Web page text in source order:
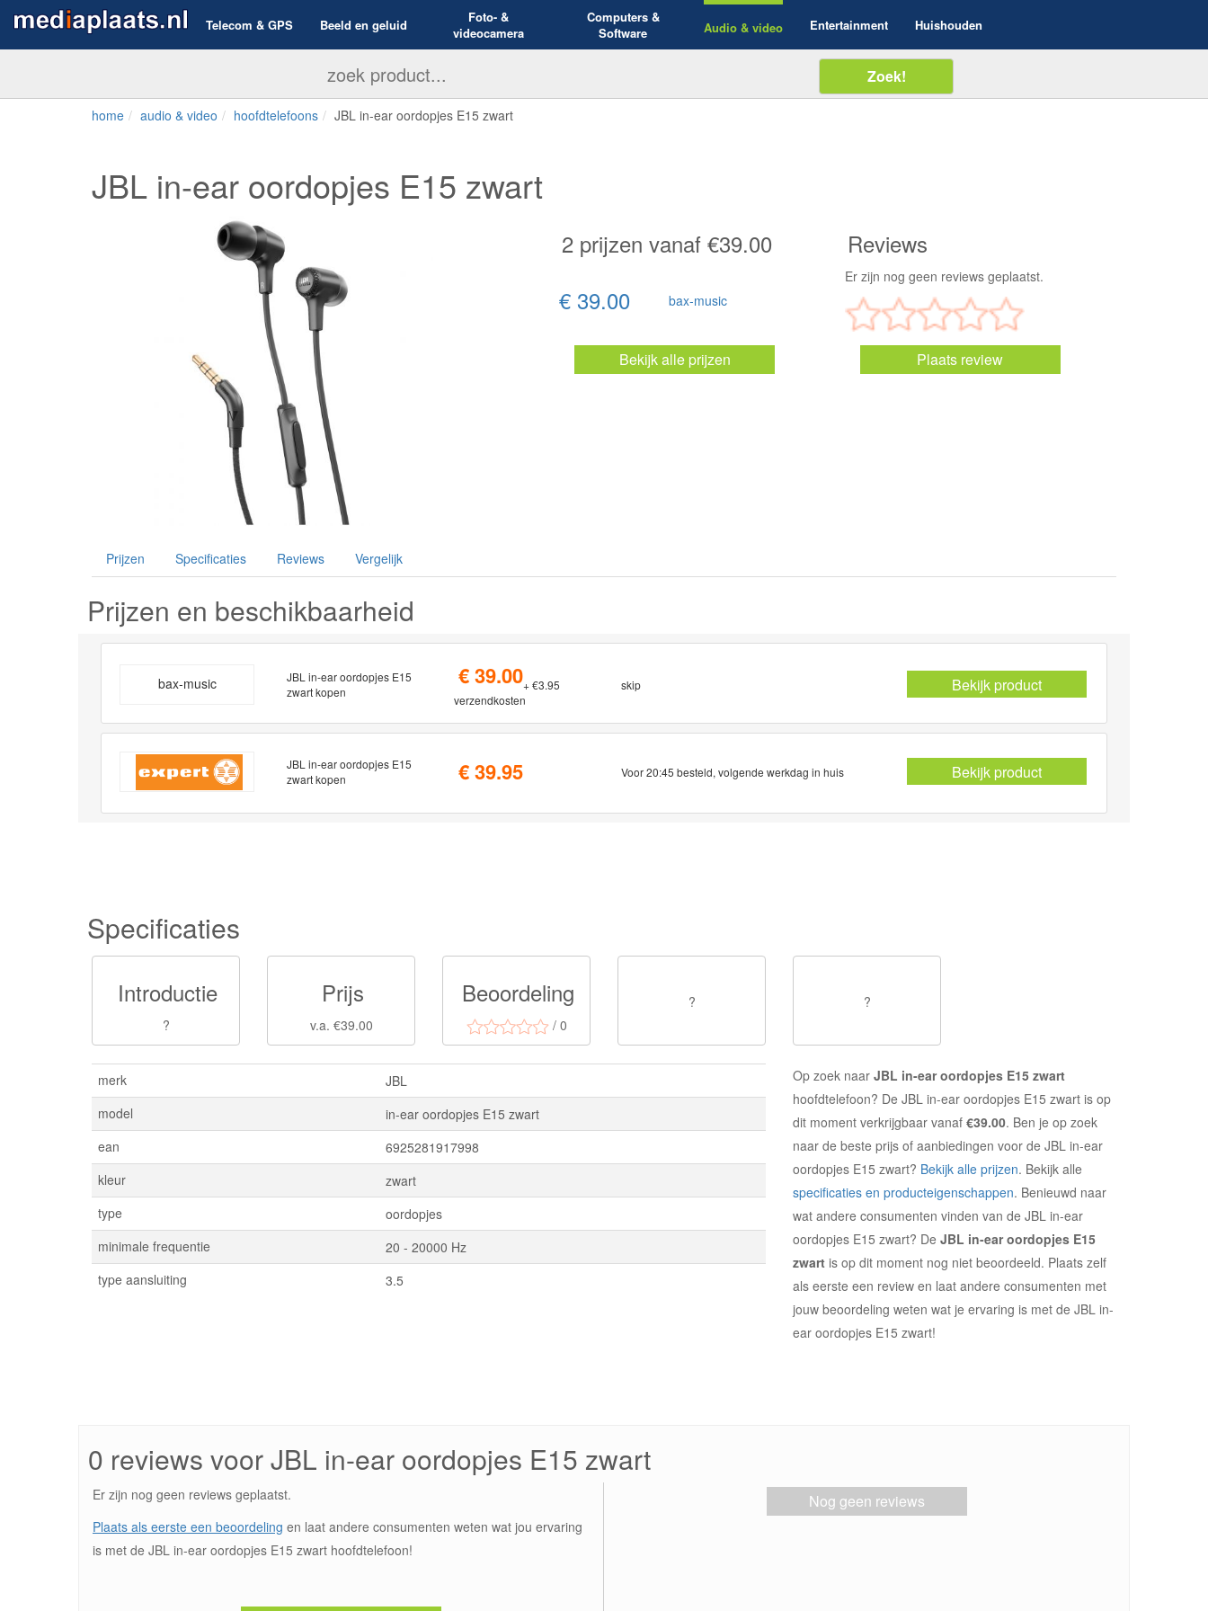
Telecom & GPS Beeld en geluid
Foto- &
videocamera
Computers &
Software
Audio & video Entertainment Huishouden
home audio & video hoofdtelefoons JBL in-ear oordopjes E15 zwart
JBL in-ear oordopjes E15 zwart
2 prijzen vanaf €39.00
€ 39.00
bax-music
Bekijk alle prijzen
Reviews
Er zijn nog geen reviews geplaatst.
Plaats review
Prijzen Specificaties Reviews Vergelijk
Prijzen en beschikbaarheid
bax-music
JBL in-ear oordopjes E15
zwart kopen
€ 39.00+ €3.95
verzendkosten
skip Bekijk product
JBL in-ear oordopjes E15
zwart kopen
€ 39.95 Voor 20:45 besteld, volgende werkdag in huis Bekijk product
Specificaties
Introductie
?
Prijs
v.a. €39.00
Beoordeling
/ 0
? ?
merk
JBL
model
in-ear oordopjes E15 zwart
ean
6925281917998
kleur
zwart
type
oordopjes
minimale frequentie
20 - 20000 Hz
type aansluiting
3.5
Op zoek naar JBL in-ear oordopjes E15 zwart
hoofdtelefoon? De JBL in-ear oordopjes E15 zwart is op
dit moment verkrijgbaar vanaf €39.00. Ben je op zoek
naar de beste prijs of aanbiedingen voor de JBL in-ear
oordopjes E15 zwart? Bekijk alle prijzen. Bekijk alle
specificaties en producteigenschappen. Benieuwd naar
wat andere consumenten vinden van de JBL in-ear
oordopjes E15 zwart? De JBL in-ear oordopjes E15
zwart is op dit moment nog niet beoordeeld. Plaats zelf
als eerste een review en laat andere consumenten met
jouw beoordeling weten wat je ervaring is met de JBL in-
ear oordopjes E15 zwart!
0 reviews voor JBL in-ear oordopjes E15 zwart
Er zijn nog geen reviews geplaatst.
Plaats als eerste een beoordeling en laat andere consumenten weten wat jou ervaring
is met de JBL in-ear oordopjes E15 zwart hoofdtelefoon!
Nog geen reviews